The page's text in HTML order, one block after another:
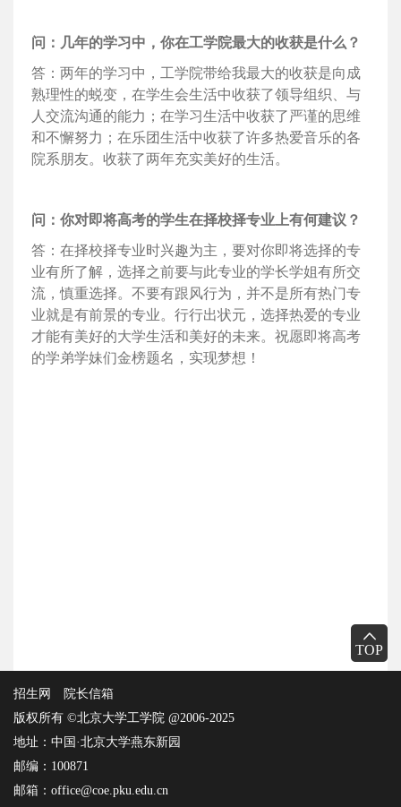
TOP
问：几年的学习中，你在工学院最大的收获是什么？
答：两年的学习中，工学院带给我最大的收获是向成
熟理性的蜕变，在学生会生活中收获了领导组织、与
人交流沟通的能力；在学习生活中收获了严谨的思维
和不懈努力；在乐团生活中收获了许多热爱音乐的各
院系朋友。收获了两年充实美好的生活。
问：你对即将高考的学生在择校择专业上有何建议？
答：在择校择专业时兴趣为主，要对你即将选择的专
业有所了解，选择之前要与此专业的学长学姐有所交
流，慎重选择。不要有跟风行为，并不是所有热门专
业就是有前景的专业。行行出状元，选择热爱的专业
才能有美好的大学生活和美好的未来。祝愿即将高考
的学弟学妹们金榜题名，实现梦想！
招生网
院长信箱
版权所有 ©北京大学工学院 @2006-2025
地址：中国·北京大学燕东新园
邮编：100871
邮箱：office@coe.pku.edu.cn